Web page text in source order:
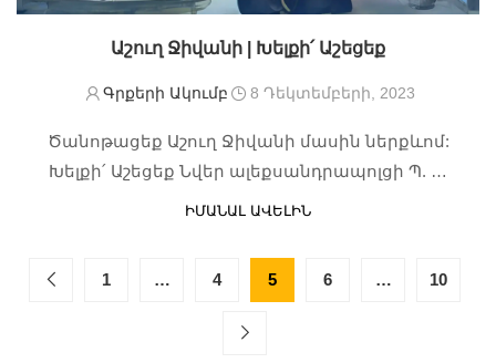
Աշուղ Ջիվանի | Խելքի՛ Աշեցեք
Գրքերի Ակումբ 8 Դեկտեմբերի, 2023
Ծանոթացեք Աշուղ Ջիվանի մասին ներքևոմ:
Խելքի՛ Աշեցեք Նվեր ալեքսանդրապոլցի Պ. …
ԻՄԱՆԱԼ ԱՎԵԼԻՆ
1 … 4 5 6 … 10